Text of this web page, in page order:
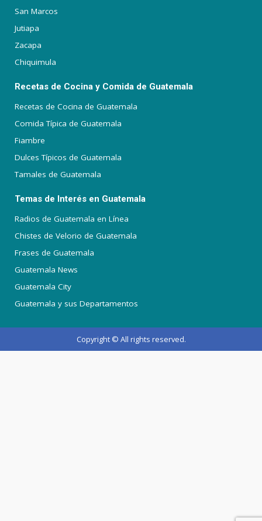
San Marcos
Jutiapa
Zacapa
Chiquimula
Recetas de Cocina y Comida de Guatemala
Recetas de Cocina de Guatemala
Comida Típica de Guatemala
Fiambre
Dulces Típicos de Guatemala
Tamales de Guatemala
Temas de Interés en Guatemala
Radios de Guatemala en Línea
Chistes de Velorio de Guatemala
Frases de Guatemala
Guatemala News
Guatemala City
Guatemala y sus Departamentos
Copyright © All rights reserved.